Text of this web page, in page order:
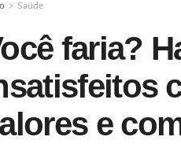
Saúde
faria?
e